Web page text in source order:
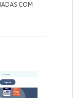
COM